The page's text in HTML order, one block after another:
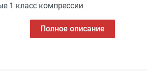
1 класс компрессии
Полное описание